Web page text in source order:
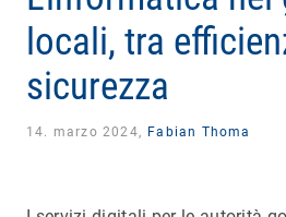
locali, tra
sicurezza
14. marzo 2024, Fabian Thoma